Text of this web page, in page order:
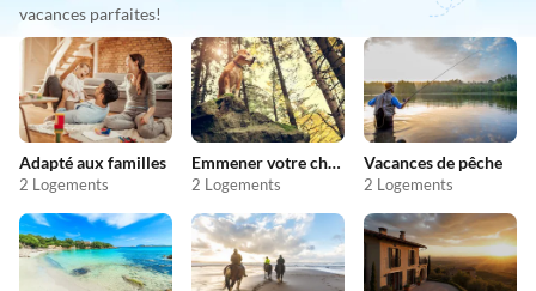
vacances parfaites!
Adapté aux familles
2 Logements
Emmener votre chien en vacances
2 Logements
Vacances de pêche
2 Logements